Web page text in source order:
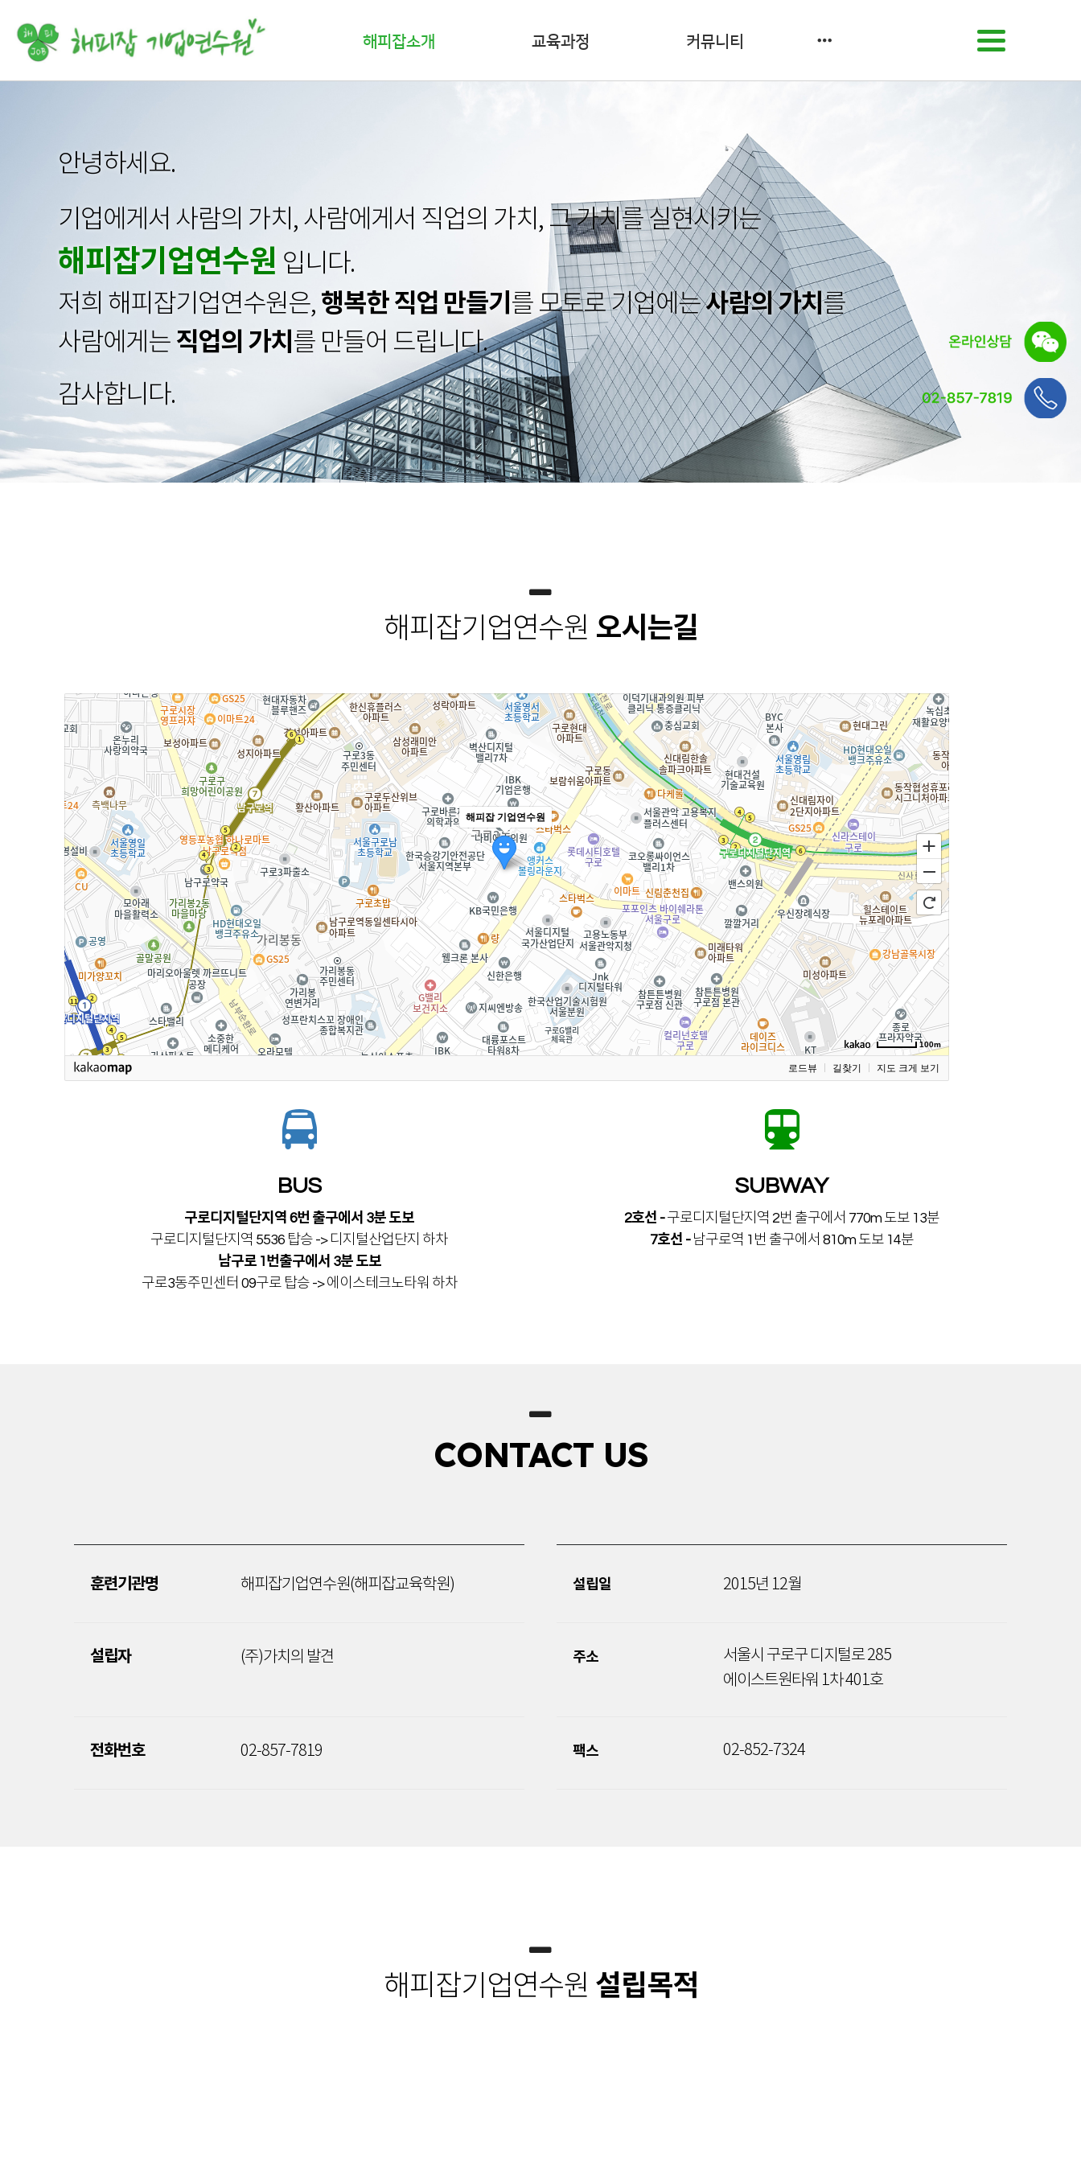
해피잡소개 교육과정 커뮤니티
안녕하세요.
기업에게서 사람의 가치, 사람에게서 직업의 가치, 그 가치를 실현시키는
해피잡기업연수원 입니다.
저희 해피잡기업연수원은, 행복한 직업 만들기 를 모토로 기업에는사람의 가치를
사람에게는 직업의 가치 를 만들어 드립니다.
감사합니다.
해피잡기업연수원 오시는길
BUS
구로디지털단지역 6번 출구에서 3분 도보
구로디지털단지역 5536 탑승 -> 디지털산업단지 하차
남구로 1번출구에서 3분 도보
구로3동주민센터 09구로 탑승 -> 에이스테크노타워 하차
SUBWAY
2호선 -구로디지털단지역 2번 출구에서 770m 도보 13분
7호선 - 남구로역 1번 출구에서 810m 도보 14분
CONTACT US
훈련기관명 해피잡기업연수원(해피잡교육학원)
설립자 (주)가치의 발견
전화번호 02-857-7819
설립일 2015년 12월
주소
서울시 구로구 디지털로 285
에이스트원타워 1차 401호
팩스 02-852-7324
해피잡기업연수원 설립목적